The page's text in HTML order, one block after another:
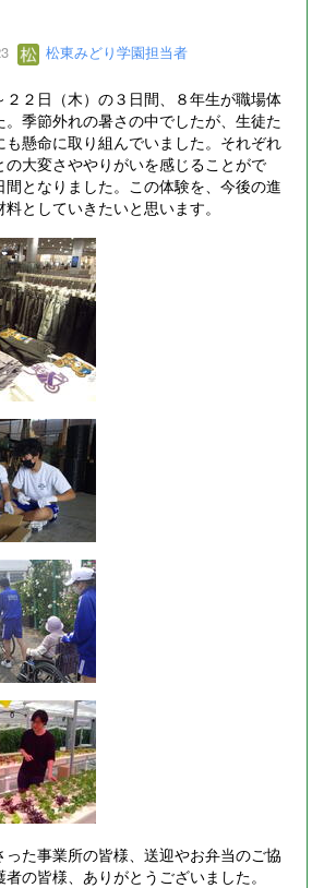
松東みどり学園担当者
２２日（木）の３日間、８年生が職場体
季節外れの暑さの中でしたが、生徒た
も懸命に取り組んでいました。それぞれ
大変さややりがいを感じることがで
間となりました。この体験を、今後の進
としていきたいと思います。
た事業所の皆様、送迎やお弁当のご協
の皆様、ありがとうございました。